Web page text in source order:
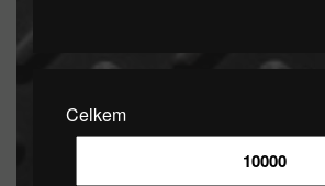
Celkem